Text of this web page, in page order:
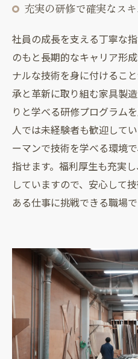
充実の研修で確実なス
社員の成長を支える丁寧な
のもと長期的なキャリア形
ナルな技術を身に付けるこ
承と革新に取り組む家具製
りと学べる研修プログラム
人では未経験者も歓迎して
ーマンで技術を学べる環境
指せます。福利厚生も充実
していますので、安心して
ある仕事に挑戦できる職場で